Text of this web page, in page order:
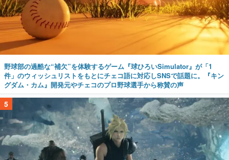
野球部の過酷な“補欠”を体験するゲーム『球ひろいSimulator』が「1
件」のウィッシュリストをもとにチェコ語に対応しSNSで話題に。『キン
グダム・カム』開発元やチェコのプロ野球選手から称賛の声
5